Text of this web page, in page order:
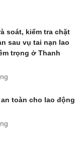
soát, kiểm tra chặt
sau vụ tai nạn lao
trọng ở Thanh
toàn cho lao động